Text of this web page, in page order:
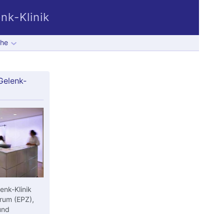
Klinik
Klinik
(EPZ),